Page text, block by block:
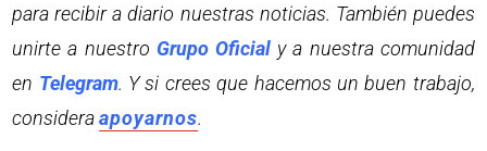
para recibir a diario nuestras noticias. También puedes
unirte a nuestro Grupo Oficial y a nuestra comunidad
en Telegram. Y si crees que hacemos un buen trabajo,
consideraapoyarnos.